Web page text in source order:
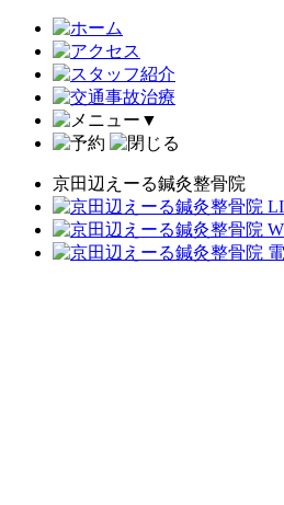
▼
京田辺えーる鍼灸整骨院